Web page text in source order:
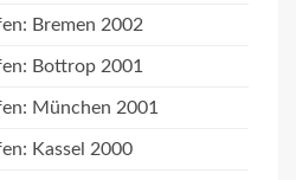
Bremen 2002
Bottrop 2001
München 2001
Kassel 2000